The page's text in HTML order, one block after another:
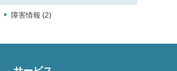
障害情報 (2)